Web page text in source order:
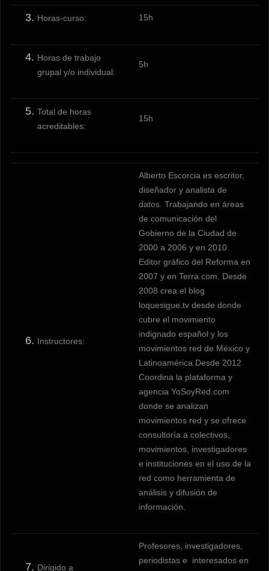
Horas-curso: 15h
Horas de trabajo
grupal y/o individual:
5h
Total de horas
acreditables:
15h
Instructores:
Alberto Escorcia es escritor,
diseñador y analista de
datos. Trabajando en áreas
de comunicación del
Gobierno de la Ciudad de
2000 a 2006 y en 2010.
Editor gráfico del Reforma en
2007 y en Terra.com. Desde
2008 crea el blog
loquesigue.tv desde donde
cubre el movimiento
indignado español y los
movimientos red de México y
Latinoamérica.Desde 2012
Coordina la plataforma y
agencia YoSoyRed.com
donde se analizan
movimientos red y se ofrece
consultoría a colectivos,
movimientos, investigadores
e instituciones en el uso de la
red como herramienta de
análisis y difusión de
información.
Dirigido a
Profesores, investigadores,
periodistas e interesados en